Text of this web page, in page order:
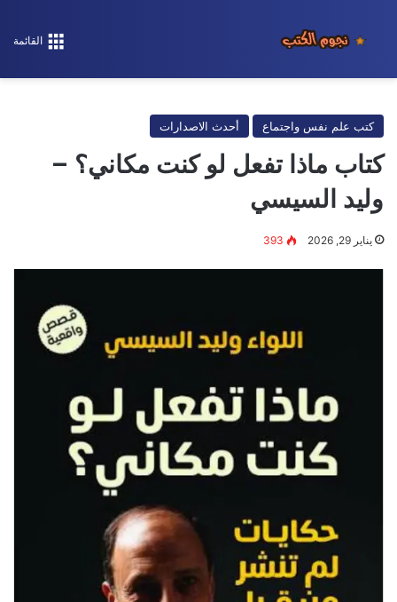
القائمة
كتب علم نفس واجتماع أحدث الاصدارات
كتاب ماذا تفعل لو كنت مكاني؟ –
وليد السيسي
يناير 29, 2026 393